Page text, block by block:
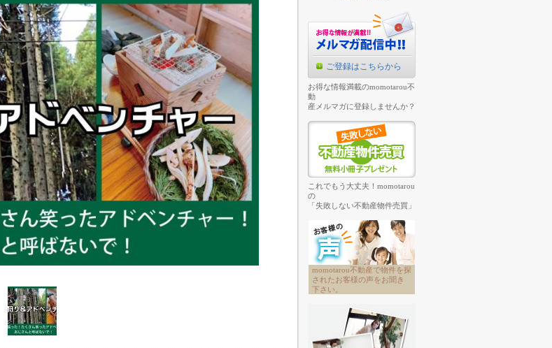
ご登録はこちらから
お得な情報満載のmomotarou不
動
産メルマガに登録しませんか？
これでもう大丈夫！momotarou
の
「失敗しない不動産物件売買」
momotarou不動産で物件を探
されたお客様の声をお聞き
下さい。